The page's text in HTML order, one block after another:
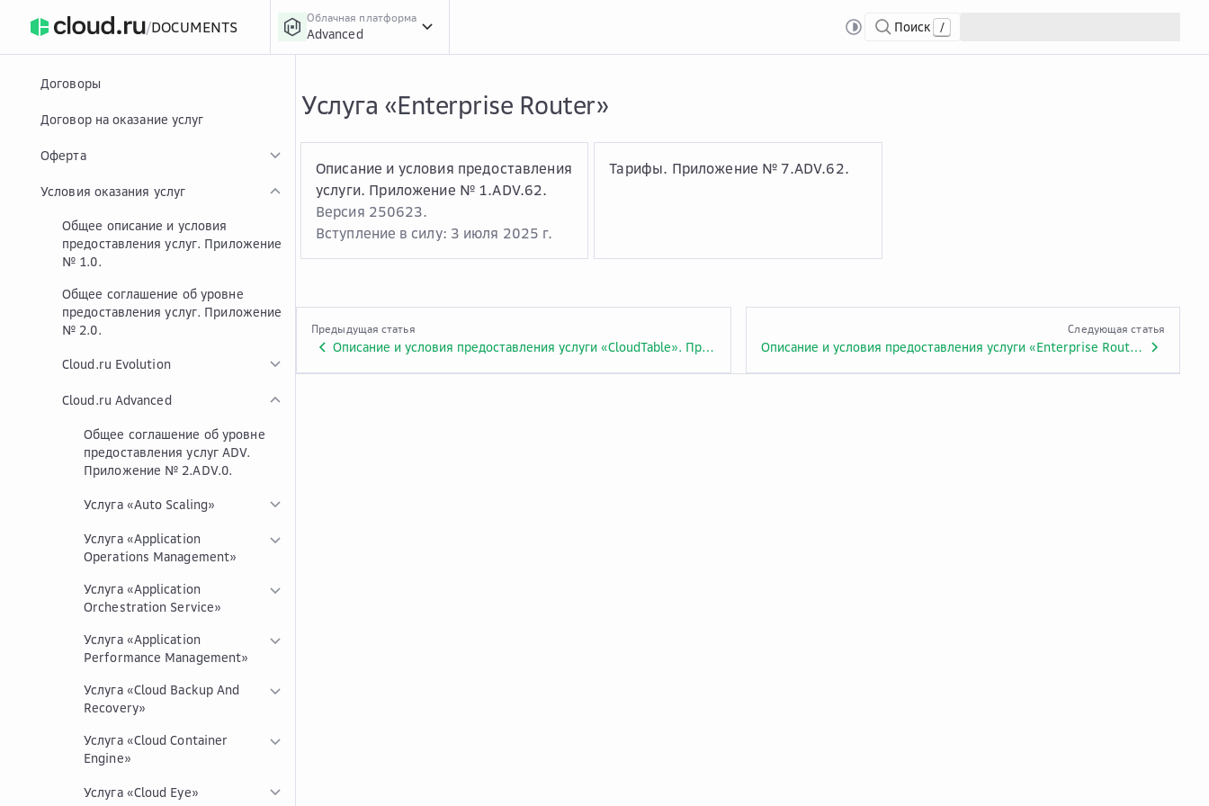
/DOCUMENTS
Облачная платформа
Advanced Поиск /
Договоры
Договор на оказание услуг
Оферта
Условия оказания услуг
Общее описание и условия
предоставления услуг. Приложение
№ 1.0.
Общее соглашение об уровне
предоставления услуг. Приложение
№ 2.0.
Cloud.ru Evolution
Cloud.ru Advanced
Общее соглашение об уровне
предоставления услуг ADV.
Приложение № 2.ADV.0.
Услуга «Auto Scaling»
Услуга «Application
Operations Management»
Услуга «Application
Orchestration Service»
Услуга «Application
Performance Management»
Услуга «Cloud Backup And
Recovery»
Услуга «Cloud Container
Engine»
Услуга «Cloud Eye»
Услуга «Enterprise Router»
Описание и условия предоставления
услуги. Приложение № 1.ADV.62.
Версия 250623.
Вступление в силу: 3 июля 2025 г.
Тарифы. Приложение № 7.ADV.62.
Предыдущая статья
Описание и условия предоставления услуги «CloudTable». Приложение № 1.ADV.61.
Следующая статья
Описание и условия предоставления услуги «Enterprise Router». Приложение № 1.ADV.62.